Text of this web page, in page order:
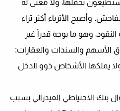
تحملها، ولا معنى له
وأصبح الأثرياء أكثر ثراء
وهو ما يوجه قدراً غير
الأسهم والسندات والعقارات:
ولا يملكها الأشخاص ذوو الدخل
بنك الاحتياطي الفيدرالي بسبب